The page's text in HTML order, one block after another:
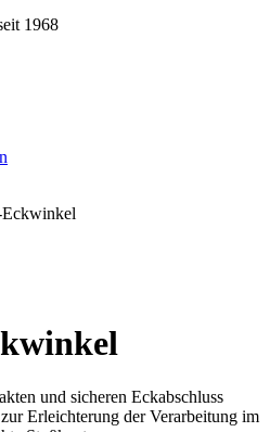
1968
und sicheren Eckabschluss
Erleichterung der Verarbeitung im